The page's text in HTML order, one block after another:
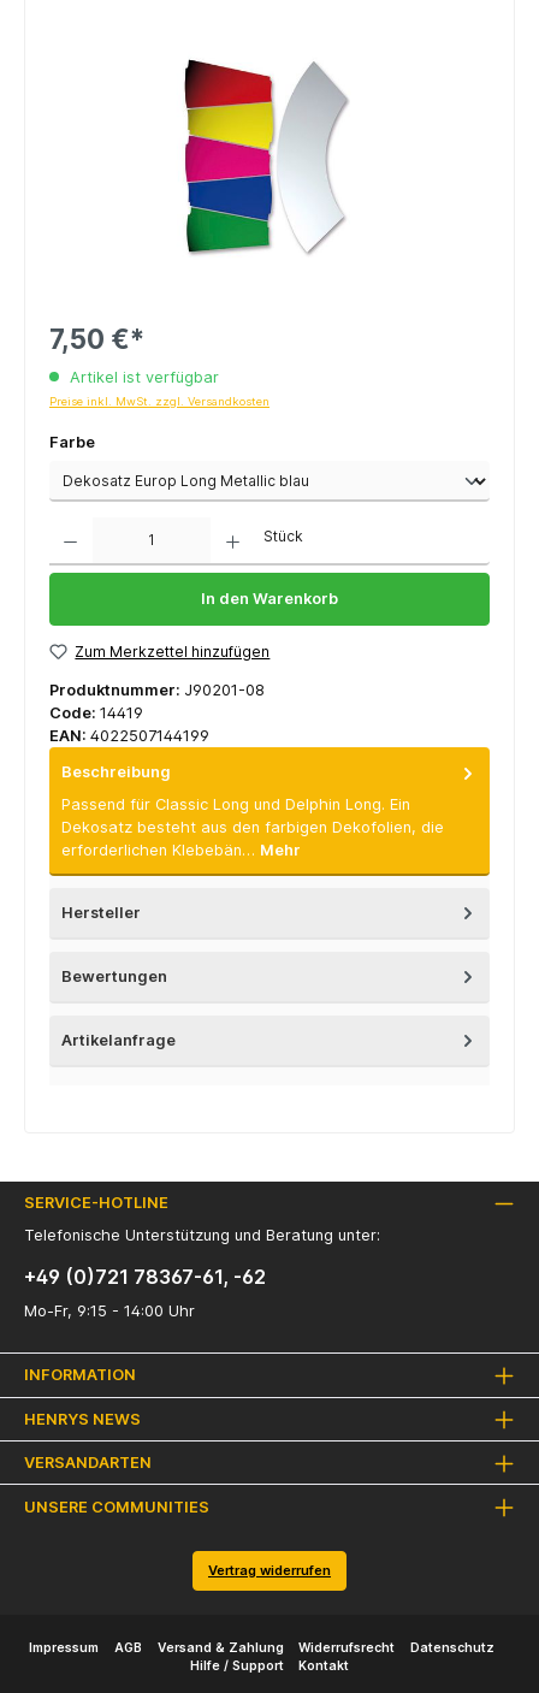
7,50 €*
Artikel ist verfügbar
Preise inkl. MwSt. zzgl. Versandkosten
Farbe
Stück
In den Warenkorb
Zum Merkzettel hinzufügen
Produktnummer: J90201-08
Code: 14419
EAN: 4022507144199
Beschreibung
Passend für Classic Long und Delphin Long. Ein
Dekosatz besteht aus den farbigen Dekofolien, die
erforderlichen Klebebän… Mehr
Hersteller
Bewertungen
Artikelanfrage
SERVICE-HOTLINE
Telefonische Unterstützung und Beratung unter:
+49 (0)721 78367-61, -62
Mo-Fr, 9:15 - 14:00 Uhr
INFORMATION
HENRYS NEWS
VERSANDARTEN
UNSERE COMMUNITIES
Vertrag widerrufen
Impressum AGB Versand & Zahlung Widerrufsrecht
Datenschutz
Hilfe / Support
Kontakt